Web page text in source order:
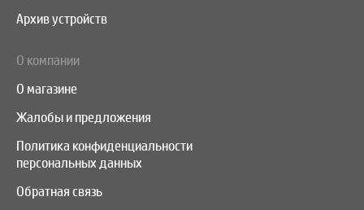
Архив устройств
О компании
О магазине
Жалобы и предложения
Политика конфиденциальности
персональных данных
Обратная связь